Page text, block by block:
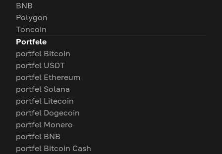
BNB
Polygon
Toncoin
Portfele
portfel Bitcoin
portfel USDT
portfel Ethereum
portfel Solana
portfel Litecoin
portfel Dogecoin
portfel Monero
portfel BNB
portfel Bitcoin Cash